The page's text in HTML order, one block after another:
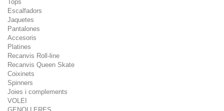
Tops
Escalfadors
Jaquetes
Pantalones
Accesoris
Platines
Recanvis Roll-line
Recanvis Queen Skate
Coixinets
Spinners
Joies i complements
VOLEI